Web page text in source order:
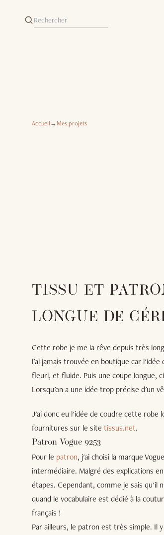
Accueil→Mes projets
TISSU ET
LONGUE DE
Cette robe je me la rêve depuis très
l'ai jamais trouvée en boutique car
fleuri, et fluide. Puis une coupe longue,
Lorsqu'on a une idée trop précise d'un
J'ai donc eu l'idée de coudre cette robe
fournitures sur le site tissus.net.
Patron Vogue 9253
Pour le patron, j'ai choisi la marque
intermédiaire. Malgré des explications
étapes. Cependant, comme je sais qu'il
quand le vocabulaire est dédié à la
français !
Par ailleurs, le patron est très simple. Il